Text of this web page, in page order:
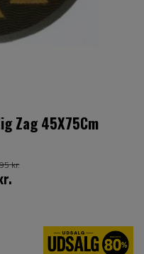
Zag 45X75Cm
kr.